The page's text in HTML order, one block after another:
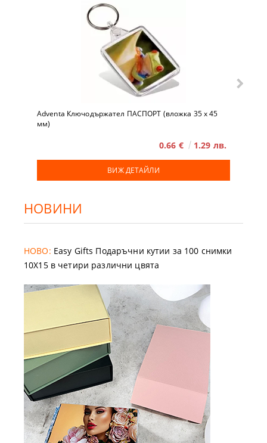
Adventa Ключодържател ПАСПОРТ (вложка 35 x 45
мм)
0.66 € 1.29 лв.
ВИЖ ДЕТАЙЛИ
НОВИНИ
НОВО: Easy Gifts Подаръчни кутии за 100 снимки
10X15 в четири различни цвята